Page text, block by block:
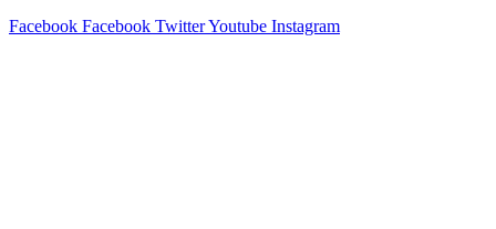
Facebook Facebook TwitterYoutube Instagram